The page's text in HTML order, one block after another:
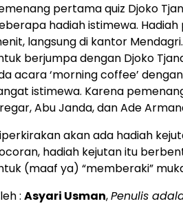
pertama quiz Djoko
hadiah istimewa.
langsung di kantor
berjumpa dengan Djoko
acara ‘morning coffee’
istimewa. Karena
Abu Janda, dan Ade
akan ada hadiah
hadiah kejutan itu
(maaf ya) “memberaki”
: Asyari Usman,Penulis